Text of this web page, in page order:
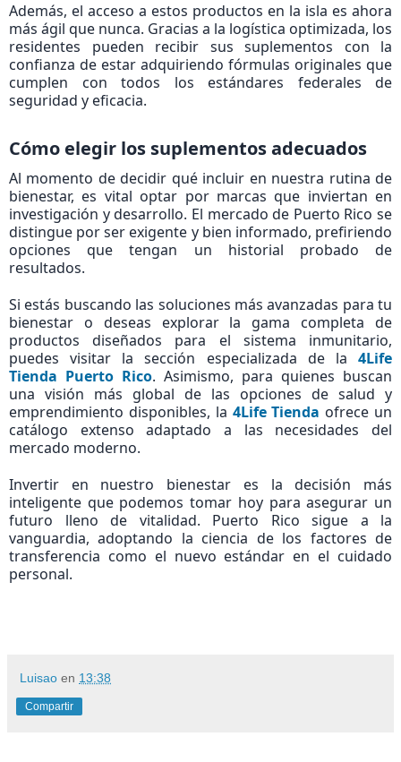
Además, el acceso a estos productos en la isla es ahora
más ágil que nunca. Gracias a la logística optimizada, los
residentes pueden recibir sus suplementos con la
confianza de estar adquiriendo fórmulas originales que
cumplen con todos los estándares federales de
seguridad y eficacia.
Cómo elegir los suplementos adecuados​
Al momento de decidir qué incluir en nuestra rutina de
bienestar, es vital optar por marcas que inviertan en
investigación y desarrollo. El mercado de Puerto Rico se
distingue por ser exigente y bien informado, prefiriendo
opciones que tengan un historial probado de
resultados.
Si estás buscando las soluciones más avanzadas para tu
bienestar o deseas explorar la gama completa de
productos diseñados para el sistema inmunitario,
puedes visitar la sección especializada de la 4Life
Tienda Puerto Rico. Asimismo, para quienes buscan
una visión más global de las opciones de salud y
emprendimiento disponibles, la 4Life Tienda ofrece un
catálogo extenso adaptado a las necesidades del
mercado moderno.
Invertir en nuestro bienestar es la decisión más
inteligente que podemos tomar hoy para asegurar un
futuro lleno de vitalidad. Puerto Rico sigue a la
vanguardia, adoptando la ciencia de los factores de
transferencia como el nuevo estándar en el cuidado
personal.
Luisao en 13:38
Compartir